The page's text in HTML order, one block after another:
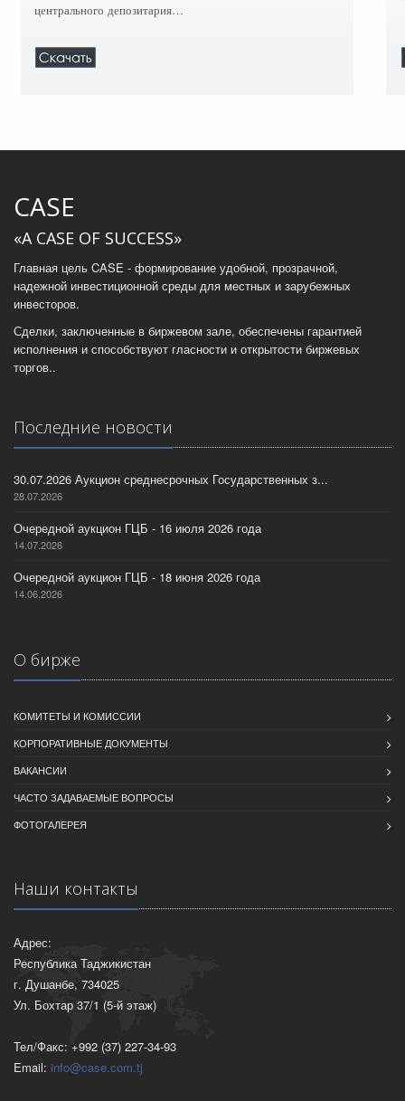
центрального депозитария…
CASE
«A CASE OF SUCCESS»
Главная цель CASE - формирование удобной, прозрачной,
надежной инвестиционной среды для местных и зарубежных
инвесторов.
Сделки, заключенные в биржевом зале, обеспечены гарантией
исполнения и способствуют гласности и открытости биржевых
торгов..
Последние новости
30.07.2026 Аукцион среднесрочных Государственных з...
28.07.2026
Очередной аукцион ГЦБ - 16 июля 2026 года
14.07.2026
Очередной аукцион ГЦБ - 18 июня 2026 года
14.06.2026
О бирже
КОМИТЕТЫ И КОМИССИИ
КОРПОРАТИВНЫЕ ДОКУМЕНТЫ
ВАКАНСИИ
ЧАСТО ЗАДАВАЕМЫЕ ВОПРОСЫ
ФОТОГАЛЕРЕЯ
Наши контакты
Адрес:
Республика Таджикистан
г. Душанбе, 734025
Ул. Бохтар 37/1 (5-й этаж)
Тел/Факс: +992 (37) 227-34-93
Email: info@case.com.tj